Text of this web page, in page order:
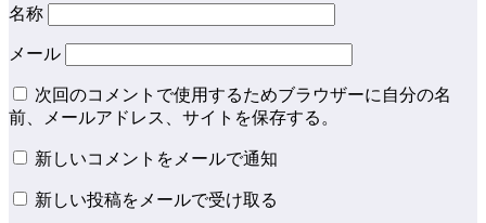
名称
メール
次回のコメントで使用するためブラウザーに自分の名
前、メールアドレス、サイトを保存する。
新しいコメントをメールで通知
新しい投稿をメールで受け取る